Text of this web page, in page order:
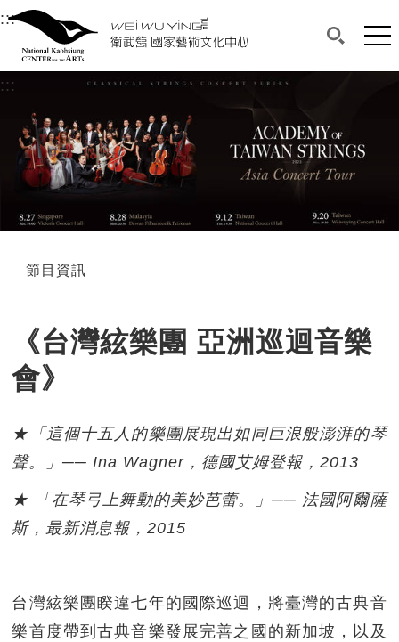
衛武營國家藝術文化中心
中央內容區塊，為本頁主要內容區。
:::選單連結區塊，此區塊列有本網站主要連結。
衛武營國家藝術文化中心
搜尋(開
網
::: 中央內容區塊，為本頁主要內容區。
節目資訊
《台灣絃樂團 亞洲巡迴音樂
會》
★「這個十五人的樂團展現出如同巨浪般澎湃的琴
聲。」── Ina Wagner，德國艾姆登報，2013
★ 「在琴弓上舞動的美妙芭蕾。」── 法國阿爾薩
斯，最新消息報，2015
台灣絃樂團睽違七年的國際巡迴，將臺灣的古典音
樂首度帶到古典音樂發展完善之國的新加坡，以及